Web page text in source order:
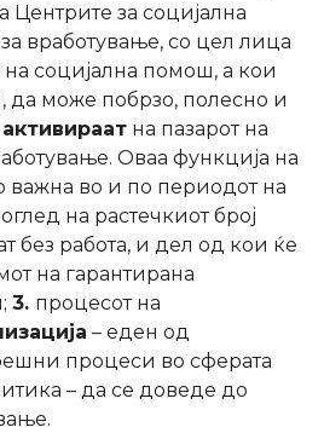
Центрите за социјална
вработување, со цел лица
на социјална помош, а кои
да може побрзо, полесно и
активираат на пазарот на
Оваа функција на
важна во и по периодот на
на растечкиот број
без работа, и дел од кои ќе
на гарантирана
3. процесот на
– еден од
процеси во сферата
– да се доведе до